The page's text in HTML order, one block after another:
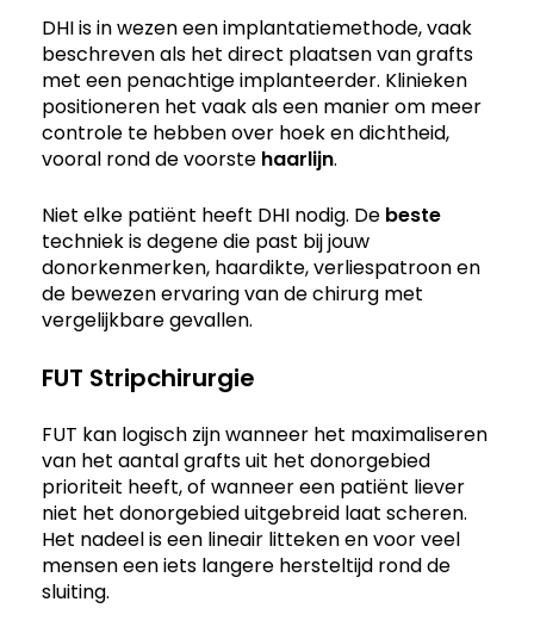
DHI is in wezen een implantatiemethode, vaak
beschreven als het direct plaatsen van grafts
met een penachtige implanteerder. Klinieken
positioneren het vaak als een manier om meer
controle te hebben over hoek en dichtheid,
vooral rond de voorste haarlijn.
Niet elke patiënt heeft DHI nodig. De beste
techniek is degene die past bij jouw
donorkenmerken, haardikte, verliespatroon en
de bewezen ervaring van de chirurg met
vergelijkbare gevallen.
FUT Stripchirurgie
FUT kan logisch zijn wanneer het maximaliseren
van het aantal grafts uit het donorgebied
prioriteit heeft, of wanneer een patiënt liever
niet het donorgebied uitgebreid laat scheren.
Het nadeel is een lineair litteken en voor veel
mensen een iets langere hersteltijd rond de
sluiting.